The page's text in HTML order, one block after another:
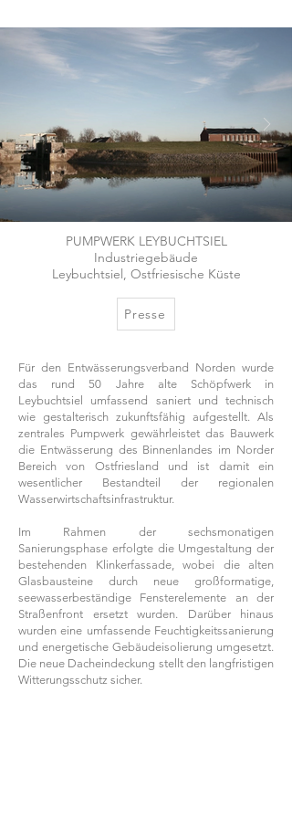
PUMPWERK LEYBUCHTSIEL
Industriegebäude
Leybuchtsiel, Ostfriesische Küste
Presse
Für den Entwässerungsverband Norden wurde
das rund 50 Jahre alte Schöpfwerk in
Leybuchtsiel umfassend saniert und technisch
wie gestalterisch zukunftsfähig aufgestellt. Als
zentrales Pumpwerk gewährleistet das Bauwerk
die Entwässerung des Binnenlandes im Norder
Bereich von Ostfriesland und ist damit ein
wesentlicher Bestandteil der regionalen
Wasserwirtschaftsinfrastruktur.
Im Rahmen der sechsmonatigen
Sanierungsphase erfolgte die Umgestaltung der
bestehenden Klinkerfassade, wobei die alten
Glasbausteine durch neue großformatige,
seewasserbeständige Fensterelemente an der
Straßenfront ersetzt wurden. Darüber hinaus
wurden eine umfassende Feuchtigkeitssanierung
und energetische Gebäudeisolierung umgesetzt.
Die neue Dacheindeckung stellt den langfristigen
Witterungsschutz sicher.